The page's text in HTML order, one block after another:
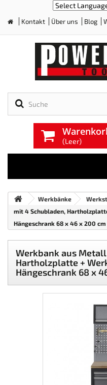
Kontakt Über uns Blog
(Leer)
Werkbänke
mit 4 Schubladen,
Hängeschrank 68 x 46 x 200 cm
Werkbank aus
Hartholzplatte +
Hängeschrank 68 x